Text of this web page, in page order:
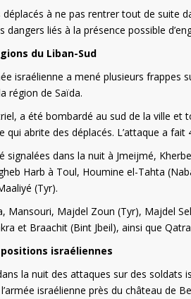
à ne pas rentrer tout de suite
liés à la présence possible
du Liban-Sud
israélienne a mené plusieurs frappes
région de Saïda.
a été bombardé au sud de la ville et
qui abrite des déplacés. L’attaque a
dans la nuit à Jmeijmé,
Harb à Toul, Houmine el-Tahta
(Tyr).
Mansouri, Majdel Zoun (Tyr), Majdel
et Braachit (Bint Jbeil), ainsi que
israéliennes
la nuit des attaques sur des soldats
israélienne près du château de